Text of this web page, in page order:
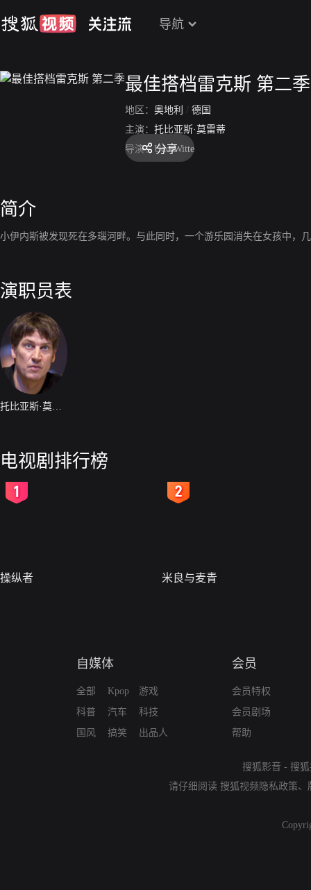
导航
最佳搭档雷克斯 第二季
地区： 奥地利 / 德国
主演： 托比亚斯·莫雷蒂
导演： Udo Witte
分享
简介
小伊内斯被发现死在多瑙河畔。与此同时，一个游乐园消失在女孩中，
演职员表
电视剧排行榜
操纵者 米良与麦青
自媒体
全部
科普
国风
Kpop
汽车
搞笑
游戏
科技
出品人
会员
会员特权
会员剧场
帮助
搜狐影音 - 搜
请仔细阅读 搜狐视频隐私政策、